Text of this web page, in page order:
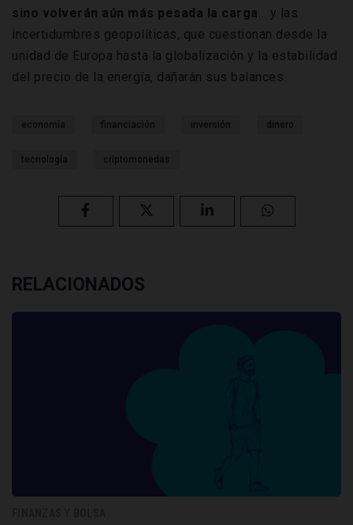
sino volverán aún más pesada la carga… y las
incertidumbres geopolíticas, que cuestionan desde la
unidad de Europa hasta la globalización y la estabilidad
del precio de la energía, dañarán sus balances.
economía financiación inversión dinero
tecnología criptomonedas
RELACIONADOS